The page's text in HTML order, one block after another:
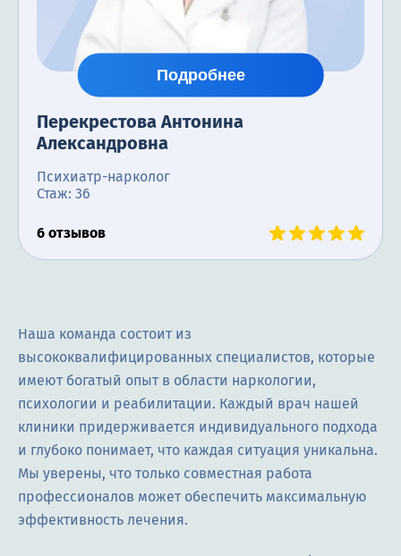
Подробнее
Перекрестова Антонина
Александровна
Психиатр-нарколог
Стаж: 36
6 отзывов
Наша команда состоит из
высококвалифицированных специалистов, которые
имеют богатый опыт в области наркологии,
психологии и реабилитации. Каждый врач нашей
клиники придерживается индивидуального подхода
и глубоко понимает, что каждая ситуация уникальна.
Мы уверены, что только совместная работа
профессионалов может обеспечить максимальную
эффективность лечения.